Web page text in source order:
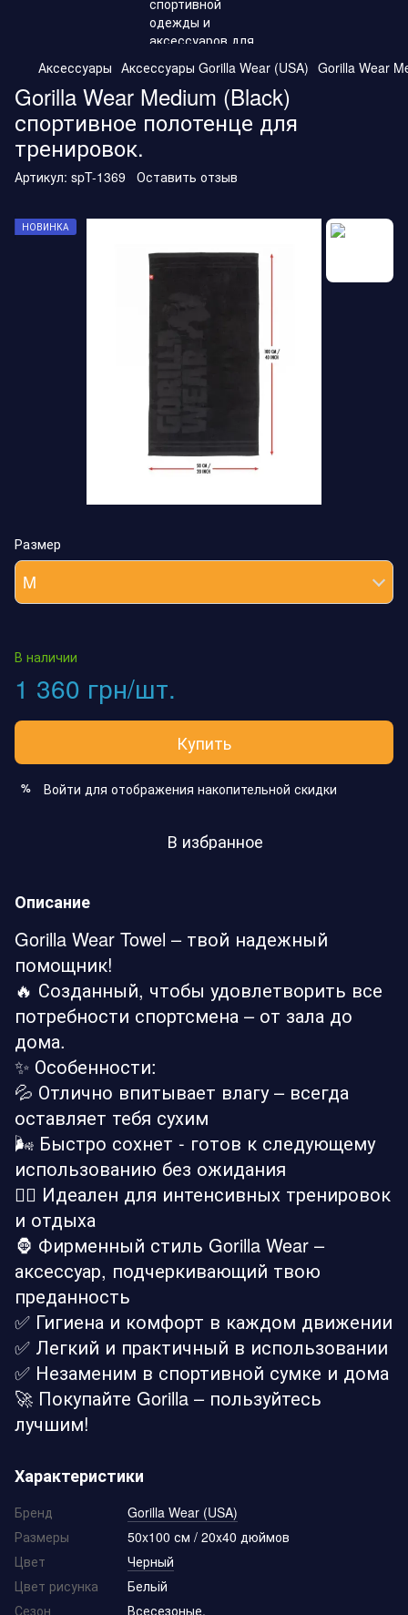
Аксессуары Аксессуары Gorilla Wear (USA) Gorilla Wear
Gorilla Wear Medium (Black)
спортивное полотенце для
тренировок.
Артикул: spT-1369 Оставить отзыв
НОВИНКА
Размер
M
В наличии
1 360 грн/шт.
Купить
% Войти для отображения накопительной скидки
В избранное
Описание
Gorilla Wear Towel – твой надежный
помощник!
🔥 Созданный, чтобы удовлетворить все
потребности спортсмена – от зала до
дома.
✨ Особенности:
💦 Отлично впитывает влагу – всегда
оставляет тебя сухим
🌬️ Быстро сохнет - готов к следующему
использованию без ожидания
🏋️‍♂️ Идеален для интенсивных тренировок
и отдыха
🦍 Фирменный стиль Gorilla Wear –
аксессуар, подчеркивающий твою
преданность
✅ Гигиена и комфорт в каждом движении
✅ Легкий и практичный в использовании
✅ Незаменим в спортивной сумке и дома
🚀 Покупайте Gorilla – пользуйтесь
лучшим!
Характеристики
Бренд
Gorilla Wear (USA)
Размеры
50x100 см / 20х40 дюймов
Цвет
Черный
Цвет рисунка
Бельій
Сезон
Всесезоные.